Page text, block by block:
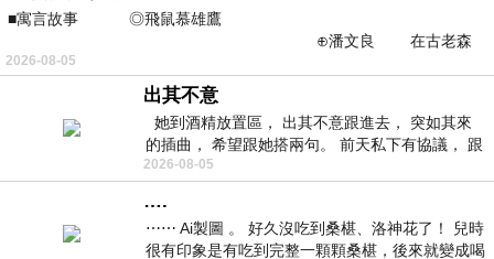
■寓言故事 ◎飛鼠慕雄鷹
⊕潘文良 在古老森
林的底層，住著一隻小飛鼠
2026-08-05
出其不意
她到酒精放置區， 出其不意跟進去， 突如其來
的插曲， 希望跟她搭兩句。 前天私下有協議， 跟
著阿弟丟拉基
2026-08-05
….
⋯⋯ Ai製圖 。 好久沒吃到桑椹、洛神花了！ 兒時
很有印象是有吃到完整一顆顆桑椹，後來就變成喝